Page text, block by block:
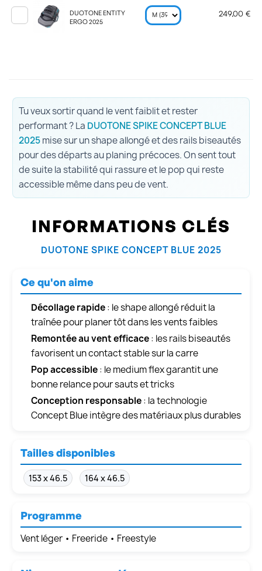
DUOTONE ENTITY
ERGO 2025
249,00 €
Tu veux sortir quand le vent faiblit et rester
performant ? La DUOTONE SPIKE CONCEPT BLUE
2025mise sur un shape allongé et des rails biseautés
pour des départs au planing précoces. On sent tout
de suite la stabilité qui rassure et le pop qui reste
accessible même dans peu de vent.
INFORMATIONS CLÉS
DUOTONE SPIKE CONCEPT BLUE 2025
Ce qu'on aime
Décollage rapide: le shape allongé réduit la
traînée pour planer tôt dans les vents faibles
Remontée au vent efficace: les rails biseautés
favorisent un contact stable sur la carre
Pop accessible: le medium flex garantit une
bonne relance pour sauts et tricks
Conception responsable: la technologie
Concept Blue intègre des matériaux plus durables
Tailles disponibles
153 x 46.5 164 x 46.5
Programme
Vent léger • Freeride • Freestyle